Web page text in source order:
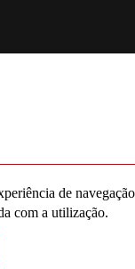
de
com a utilização.